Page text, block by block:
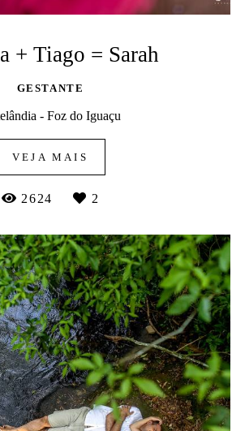
+ Tiago = Sarah
GESTANTE
- Foz do Iguaçu
VEJA MAIS
2624 2